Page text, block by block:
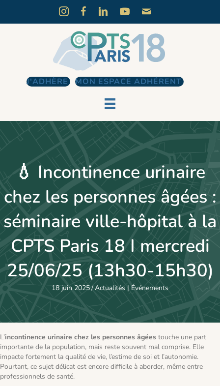
J'ADHÈRE MON ESPACE ADHÉRENT
💧 Incontinence urinaire
chez les personnes âgées :
séminaire ville-hôpital à la
CPTS Paris 18 I mercredi
25/06/25 (13h30-15h30)
18 juin 2025/Actualités | Événements
L’incontinence urinaire chez les personnes âgées touche une part
importante de la population, mais reste souvent mal comprise. Elle
impacte fortement la qualité de vie, l’estime de soi et l’autonomie.
Pourtant, ce sujet délicat est encore difficile à aborder, même entre
professionnels de santé.